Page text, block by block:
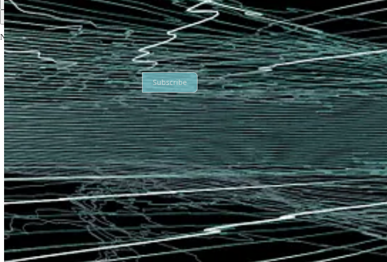
Top Latest
No posts
Ready for more?
Subscribe
© 2026 DVRI·Privacy∙Terms∙Collection notice
Start your Substack
Get the app
Substackis the home for great culture